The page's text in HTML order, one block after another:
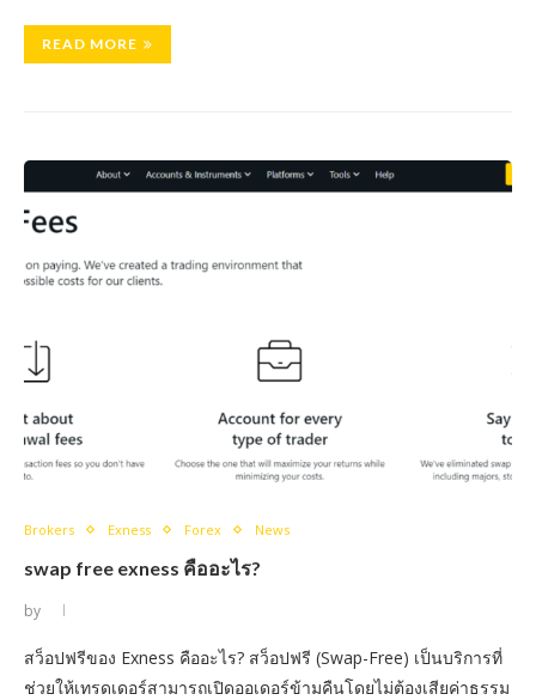
READ MORE
Brokers Exness Forex News
swap free exness คืออะไร?
by
สว็อปฟรีของ Exness คืออะไร? สว็อปฟรี (Swap-Free) เป็นบริการที่
ช่วยให้เทรดเดอร์สามารถเปิดออเดอร์ข้ามคืนโดยไม่ต้องเสียค่าธรรม